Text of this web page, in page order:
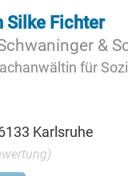
Silke Fichter
&
für
Karlsruhe